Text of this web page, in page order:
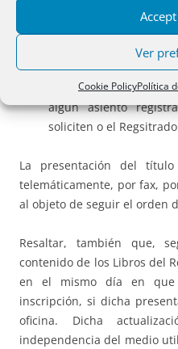
Ver
Cookie PolicyPolítica
Los documentos
ordenen la expedición
Y las solicitudes de
finalidad, cuando la
algún asiento
soliciten o el
La presentación del
telemáticamente, por fax,
al objeto de seguir el orden
Resaltar, también que,
contenido de los Libros del
en el mismo día en
inscripción, si dicha
oficina. Dicha
independencia del medio